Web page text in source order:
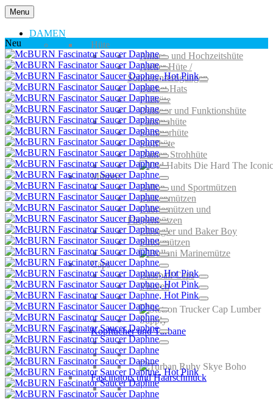
Menu
DAMEN
Hüte
Anlass- und Hochzeitshüte
Atelier Hüte /
Sonderanfertigungen
Bucket Hats
Filzhüte
Outdoor und Funktionshüte
Panamahüte
Sommerhüte
Stoffhüte
Damen Strohhüte
Mützen
Ballon- und Sportmützen
Baskenmützen
Cabriomützen und
Fliegermützen
Elbsegler und Baker Boy
Strickmützen
Caps
Baseball Caps
Visoren
Kopftücher und Turbane
Fascinators und Haarschmuck
Neu